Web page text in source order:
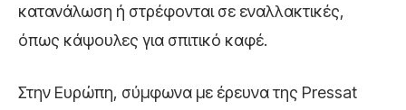
κατανάλωση ή στρέφονται σε εναλλακτικές,
όπως κάψουλες για σπιτικό καφέ.
Στην Ευρώπη, σύμφωνα με έρευνα της Pressat